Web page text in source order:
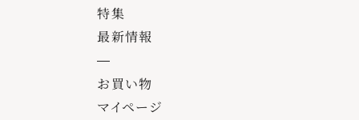
特集
最新情報
お買い物
マイページ